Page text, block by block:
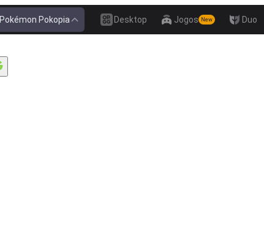
Pokémon Pokopia Desktop Jogos New Duo